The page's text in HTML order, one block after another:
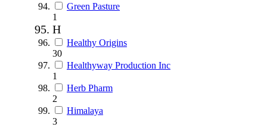
Green Pasture
1
H
Healthy Origins
30
Healthyway Production Inc
1
Herb Pharm
2
Himalaya
3